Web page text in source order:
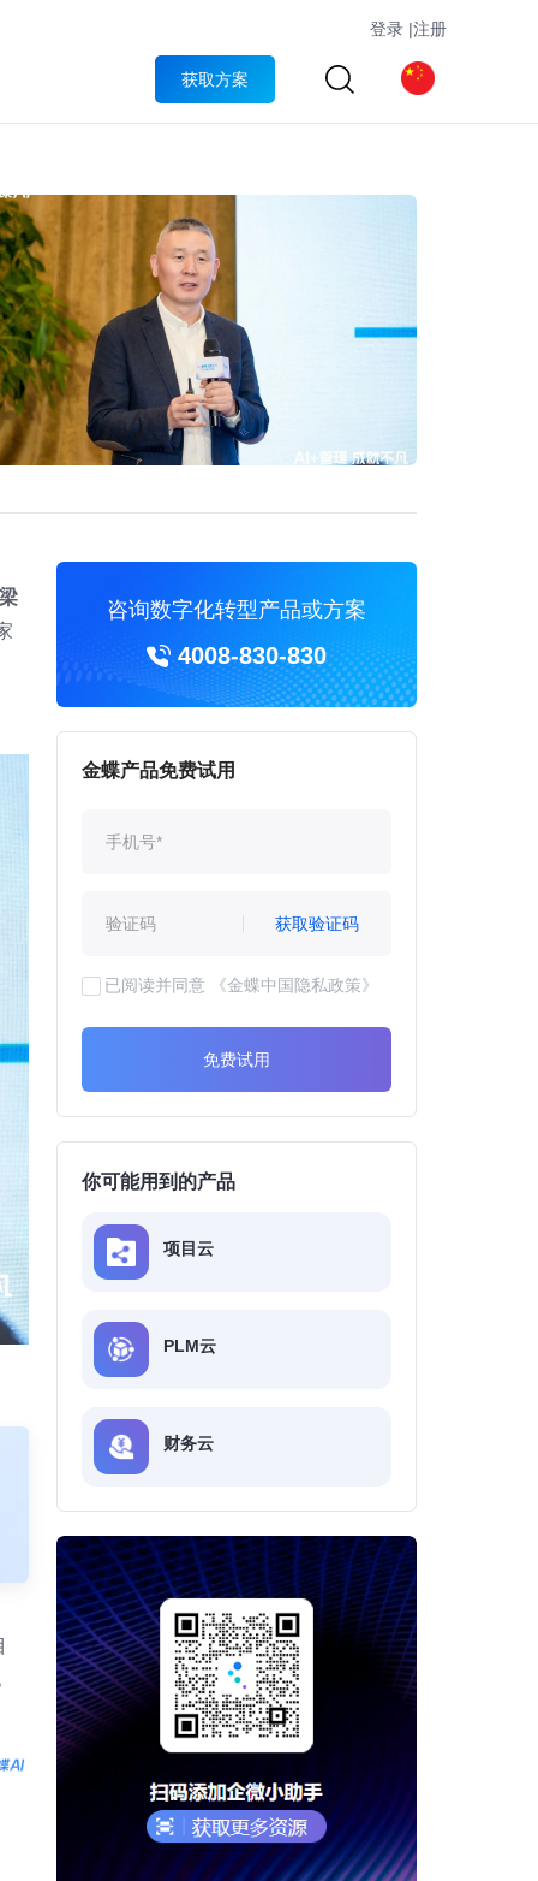
登录 |注册
获取方案
咨询数字化转型产品或方案
4008-830-830
金蝶产品免费试用
获取验证码
已阅读并同意 《金蝶中国隐私政策》
免费试用
你可能用到的产品
项目云
PLM云
财务云